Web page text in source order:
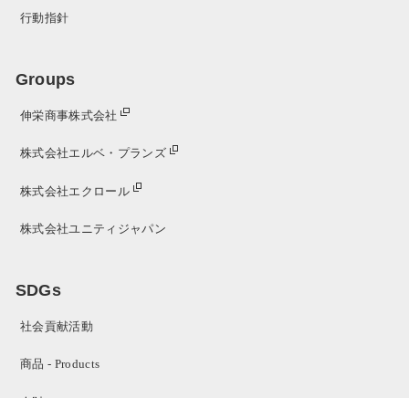
行動指針
Groups
伸栄商事株式会社
株式会社エルベ・プランズ
株式会社エクロール
株式会社ユニティジャパン
SDGs
社会貢献活動
商品 - Products